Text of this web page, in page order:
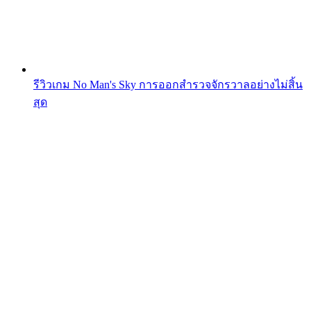
รีวิวเกม No Man's Sky การออกสำรวจจักรวาลอย่างไม่สิ้น
สุด